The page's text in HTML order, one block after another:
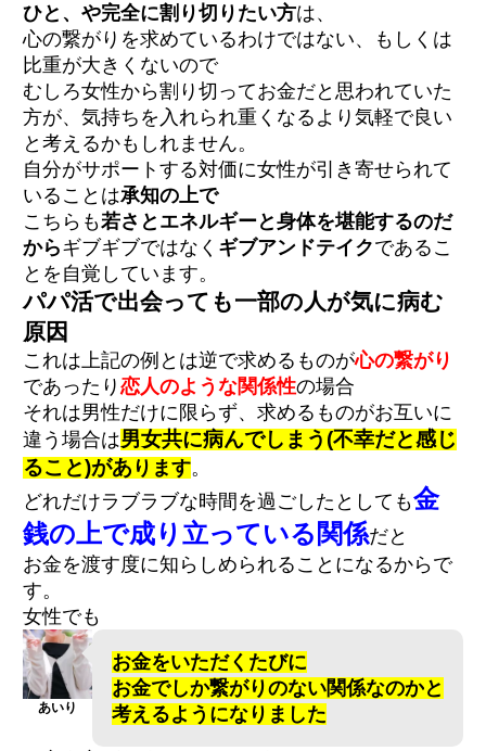
ひと、や完全に割り切りたい方は、
心の繋がりを求めているわけではない、もしくは
比重が大きくないので
むしろ女性から割り切ってお金だと思われていた
方が、気持ちを入れられ重くなるより気軽で良い
と考えるかもしれません。
自分がサポートする対価に女性が引き寄せられて
いることは承知の上で
こちらも若さとエネルギーと身体を堪能するのだ
からギブギブではなく ギブアンドテイクであるこ
とを自覚しています。
パパ活で出会っても一部の人が気に病む
原因
これは上記の例とは逆で求めるものが心の繋がり
であったり 恋人のような関係性の場合
それは男性だけに限らず、求めるものがお互いに
違う場合は男女共に病んでしまう(不幸だと感じ
ること)があ ります。
どれだけラブラブな時間を過ごしたとしても金
銭の上で成り立っている関係だと
お金を渡す度に知らしめられることになるからで
す。
女性でも
あいり
お金をいただくたびに
お金でしか繋がりのない関係なのかと
考えるようになりました